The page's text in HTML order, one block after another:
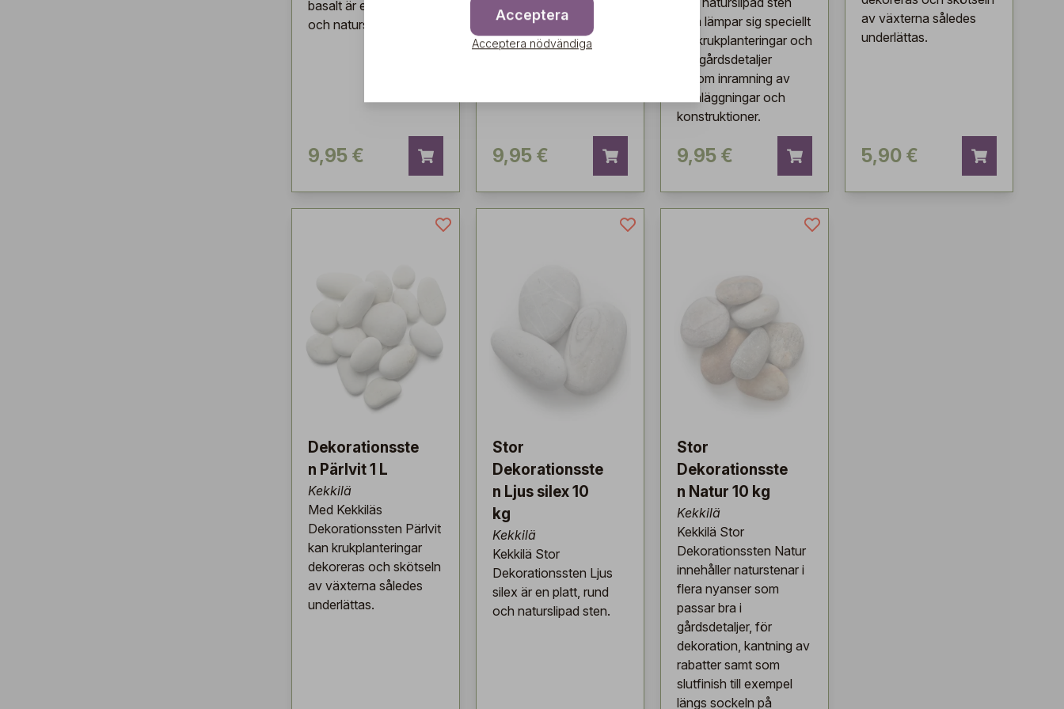
basalt är en platt, rund
och naturslipad sten.
9,95 €
särskilt lämplig för
krukplanteringar och
9,95 €
som lämpar sig speciellt
för krukplanteringar och
trädgårdsdetaljer
såsom inramning av
stenläggningar och
konstruktioner.
9,95 €
av växterna således
underlättas.
5,90 €
Dekorationsste
n Pärlvit 1 L
Kekkilä
Med Kekkiläs
Dekorationssten Pärlvit
kan krukplanteringar
dekoreras och skötseln
av växterna således
underlättas.
Stor
Dekorationsste
n Ljus silex 10
kg
Kekkilä
Kekkilä Stor
Dekorationssten Ljus
silex är en platt, rund
och naturslipad sten.
Stor
Dekorationsste
n Natur 10 kg
Kekkilä
Kekkilä Stor
Dekorationssten Natur
innehåller naturstenar i
flera nyanser som
passar bra i
gårdsdetaljer, för
dekoration, kantning av
rabatter samt som
slutfinish till exempel
längs sockeln på
Acceptera
Acceptera nödvändiga